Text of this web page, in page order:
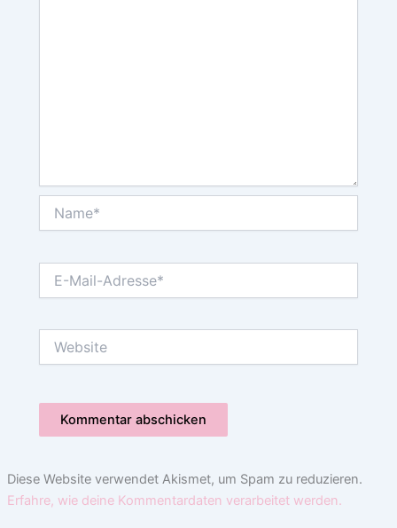
Mail-
Diese Website verwendet Akismet, um Spam zu reduzieren.
Erfahre, wie deine Kommentardaten verarbeitet werden.